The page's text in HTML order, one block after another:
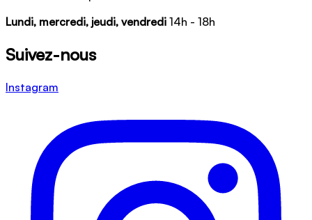
Lundi, mercredi, jeudi, vendredi 14h - 18h
Suivez-nous
Instagram